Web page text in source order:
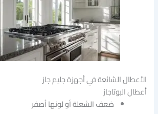
الأعطال الشائعة في أجهزة جليم جاز
أعطال البوتاجاز
ضعف الشعلة أو لونها أصفر